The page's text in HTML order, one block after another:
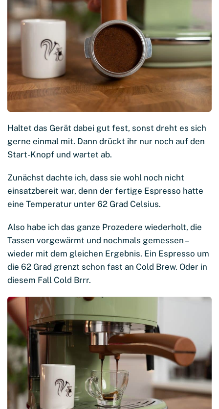
Haltet das Gerät dabei gut fest, sonst dreht es sich
gerne einmal mit. Dann drückt ihr nur noch auf den
Start-Knopf und wartet ab.
Zunächst dachte ich, dass sie wohl noch nicht
einsatzbereit war, denn der fertige Espresso hatte
eine Temperatur unter 62 Grad Celsius.
Also habe ich das ganze Prozedere wiederholt, die
Tassen vorgewärmt und nochmals gemessen –
wieder mit dem gleichen Ergebnis. Ein Espresso um
die 62 Grad grenzt schon fast an Cold Brew. Oder in
diesem Fall Cold Brrr.